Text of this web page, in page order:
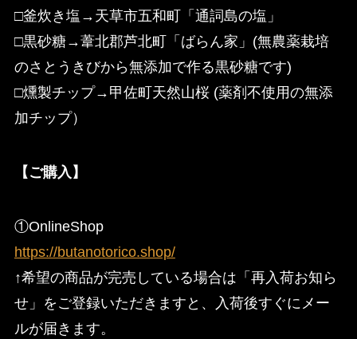
□釜炊き塩→天草市五和町「通詞島の塩」
□黒砂糖→葦北郡芦北町「ばらん家」(無農薬栽培
のさとうきびから無添加で作る黒砂糖です)
□燻製チップ→甲佐町天然山桜 (薬剤不使用の無添
加チップ）
【ご購入】
①OnlineShop
https://butanotorico.shop/
↑希望の商品が完売している場合は「再入荷お知ら
せ」をご登録いただきますと、入荷後すぐにメー
ルが届きます。